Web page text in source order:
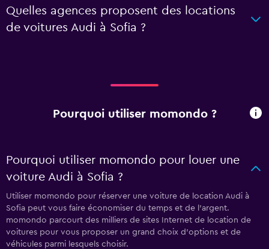
Quelles agences proposent des locations
de voitures Audi à Sofia ?
Pourquoi utiliser momondo ?
Pourquoi utiliser momondo pour louer une
voiture Audi à Sofia ?
Utiliser momondo pour réserver une voiture de location Audi à
Sofia peut vous faire économiser du temps et de l'argent.
momondo parcourt des milliers de sites Internet de location de
voitures pour vous proposer un grand choix d'options et de
véhicules parmi lesquels choisir.